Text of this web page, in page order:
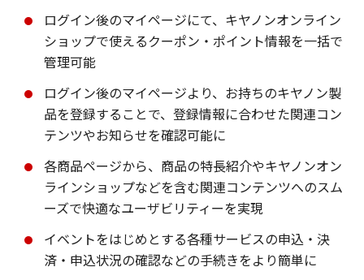
ログイン後のマイページにて、キヤノンオンライン
ショップで使えるクーポン・ポイント情報を一括で
管理可能
ログイン後のマイページより、お持ちのキヤノン製
品を登録することで、登録情報に合わせた関連コン
テンツやお知らせを確認可能に
各商品ページから、商品の特長紹介やキヤノンオン
ラインショップなどを含む関連コンテンツへのスム
ーズで快適なユーザビリティーを実現
イベントをはじめとする各種サービスの申込・決
済・申込状況の確認などの手続きをより簡単に